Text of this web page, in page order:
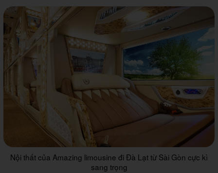
Nội thất của Amazing limousine đi Đà Lạt từ Sài Gòn cực kì
sang trọng